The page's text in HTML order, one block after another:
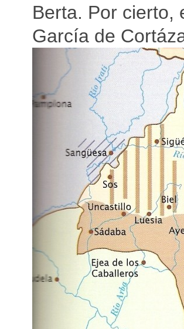
Berta. Por cierto,
García de